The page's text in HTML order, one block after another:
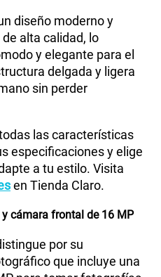
185GBen alta velocidad
S/189.90
200GB en alta velocidad
S/289.90
planes
Si
diseño moderno y
alta calidad, lo
y elegante para el
delgada y ligera
sin perder
las características
especificaciones y elige
a tu estilo. Visita
en Tienda Claro.
cámara frontal de 16 MP
por su
que incluye una